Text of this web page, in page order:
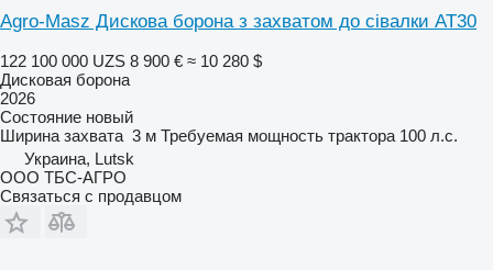
Agro-Masz Дискова борона з захватом до сівалки AT30
122 100 000 UZS 8 900 € ≈ 10 280 $
Дисковая борона
2026
Состояние новый
Ширина захвата 3 м Требуемая мощность трактора 100 л.с.
Украина, Lutsk
ООО ТБС-АГРО
Связаться с продавцом